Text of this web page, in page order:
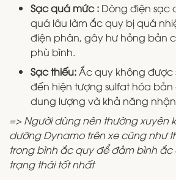
Sạc quá mức : Dòng điện sạc
quá lâu làm ắc quy bị quá
điện phân, gây hư hỏng bản
phù bình.
Sạc thiếu:Ắc quy không
đến hiện tượng sulfat hóa
dung lượng và khả năng
=> Người dùng nên thường xuyên
dưỡng Dynamo trên xe cũng như
trong bình ắc quy để đảm bình ắc
trạng thái tốt nhất